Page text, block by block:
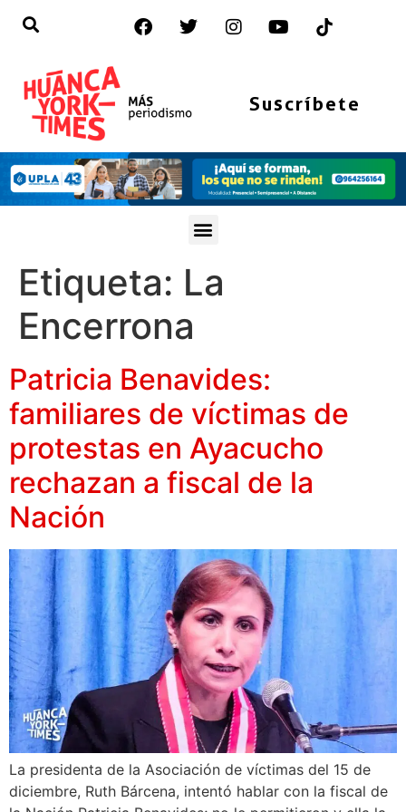
Suscríbete
Etiqueta: La
Encerrona
Patricia Benavides:
familiares de víctimas de
protestas en Ayacucho
rechazan a fiscal de la
Nación
La presidenta de la Asociación de víctimas del 15 de
diciembre, Ruth Bárcena, intentó hablar con la fiscal de